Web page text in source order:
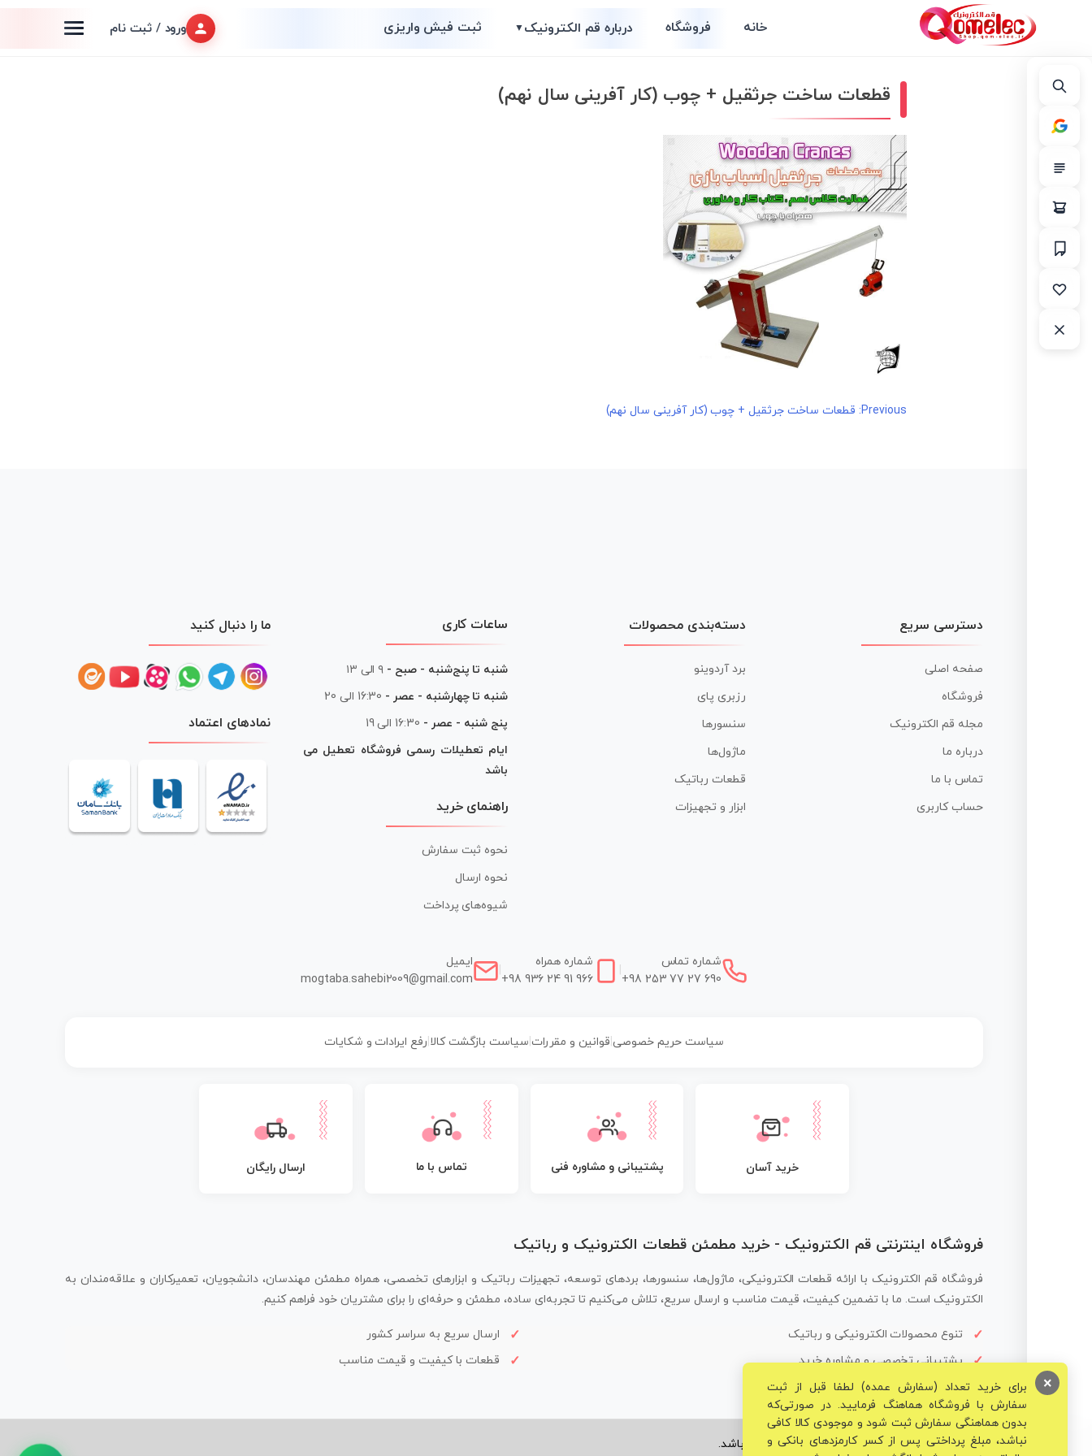
خانه فروشگاه درباره قم الکترونیک▼ ثبت فیش واریزی ورود / ثبت نام
قطعات ساخت جرثقیل + چوب (کار آفرینی سال نهم)
راهبری
Previous: قطعات ساخت جرثقیل + چوب (کار آفرینی سال نهم)
دسترسی سریع
صفحه اصلی
فروشگاه
مجله قم الکترونیک
درباره ما
تماس با ما
حساب کاربری
دسته‌بندی محصولات
برد آردوینو
رزبری پای
سنسورها
ماژول‌ها
قطعات رباتیک
ابزار و تجهیزات
ساعات کاری
شنبه تا پنج‌شنبه - صبح - ۹ الی ۱۳
شنبه تا چهارشنبه - عصر - 16:30 الی 20
پنج شنبه - عصر - 16:30 الی 19
ایام تعطیلات رسمی فروشگاه تعطیل می
باشد
راهنمای خرید
نحوه ثبت سفارش
نحوه ارسال
شیوه‌های پرداخت
ما را دنبال کنید
نمادهای اعتماد
شماره تماس
+98 253 77 27 690
شماره همراه
+98 936 24 91 966
ایمیل
mogtaba.sahebi2009@gmail.com
سیاست حریم خصوصی| قوانین و مقررات سیاست بازگشت کالا رفع ایرادات و شکایات
خرید آسان پشتیبانی و مشاوره فنی تماس با ما ارسال رایگان
فروشگاه اینترنتی قم الکترونیک - خرید مطمئن قطعات الکترونیک و رباتیک
فروشگاه قم الکترونیک با ارائه قطعات الکترونیکی، ماژول‌ها، سنسورها، بردهای توسعه، تجهیزات رباتیک و ابزارهای تخصصی، همراه مطمئن مهندسان، دانشجویان، تعمیرکاران و علاقه‌مندان به
الکترونیک است. ما با تضمین کیفیت، قیمت مناسب و ارسال سریع، تلاش می‌کنیم تا تجربه‌ای ساده، مطمئن و حرفه‌ای را برای مشتریان خود فراهم کنیم.
تنوع محصولات الکترونیکی و رباتیک
ارسال سریع به سراسر کشور
پشتیبانی تخصصی و مشاوره خرید
قطعات با کیفیت و قیمت مناسب
© تمامی حقوق برای فروشگاه تخصصی قم الکترونیک محفوظ می‌باشد.
برای خرید تعداد (سفارش عمده) لطفا قبل از ثبت
سفارش با فروشگاه هماهنگ فرمایید. در صورتی‌که
بدون هماهنگی سفارش ثبت شود و موجودی کالا کافی
نباشد، مبلغ پرداختی پس از کسر کارمزدهای بانکی و
×